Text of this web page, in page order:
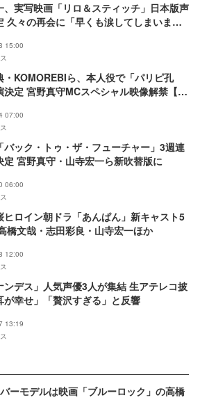
、実写映画「リロ＆スティッチ」日本版声
久々の再会に「早くも涙してしまいまし
15:00
・KOMOREBIら、本人役で「パリピ孔
決定 宮野真守MCスペシャル映像解禁【パ
07:00
バック・トゥ・ザ・フューチャー」3週連
定 宮野真守・山寺宏一ら新吹替版に
06:00
ヒロイン朝ドラ「あんぱん」新キャスト5
橋文哉・志田彩良・山寺宏一ほか
12:00
ンデス」人気声優3人が集結 生アテレコ披
が幸せ」「贅沢すぎる」と反響
13:19
ーモデルは映画「ブルーロック」の高橋